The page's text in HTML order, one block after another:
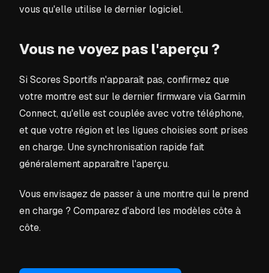
vous qu'elle utilise le dernier logiciel.
Vous ne voyez pas l'aperçu ?
Si Scores Sportifs n'apparaît pas, confirmez que
votre montre est sur le dernier firmware via Garmin
Connect, qu'elle est couplée avec votre téléphone,
et que votre région et les ligues choisies sont prises
en charge. Une synchronisation rapide fait
généralement apparaître l'aperçu.
Vous envisagez de passer à une montre qui le prend
en charge ? Comparez d'abord les modèles côte à
côte.